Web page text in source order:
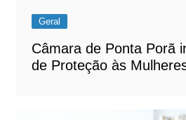
Geral
Câmara de Ponta Porã
de Proteção às